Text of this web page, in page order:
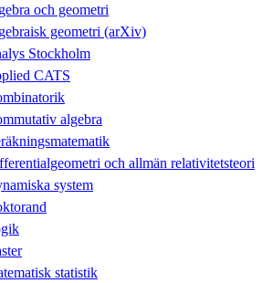
och geometri
geometri (arXiv)
Stockholm
CATS
algebra
och allmän relativitetsteori
system
statistik